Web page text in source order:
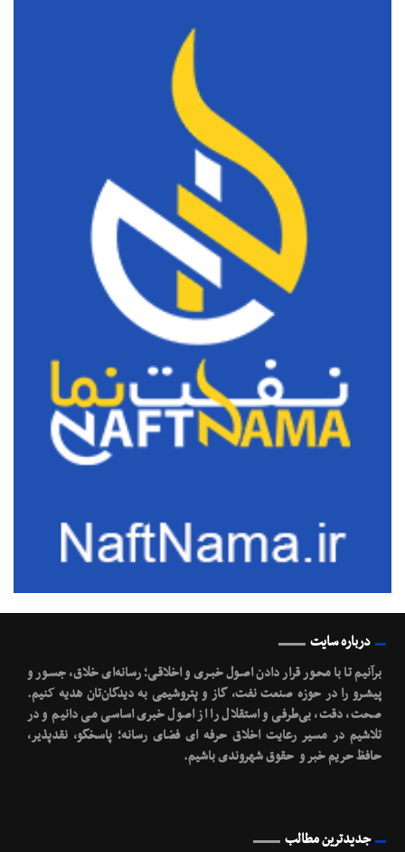
درباره سایت
برآنیم تا با محـور قرار دادن اصـول خبـری و اخلاقـی؛ رسانه‌ای خلاق، جسـور و
پیشـرو را در حوزه صنعت نفت، گاز و پتروشیمی به دیدگان‌تان هدیه کنیم.
صحت، دقت، بی‌طرفی و استقلال را از اصول خبری اساسی می دانیم و در
تلاشیم در مسیر رعایت اخلاق حرفه ای فضای رسانه؛ پاسخگو، نقدپذیر،
حافظ حریم خبر و حقوق شهروندی باشیم.
جدیدترین مطالب